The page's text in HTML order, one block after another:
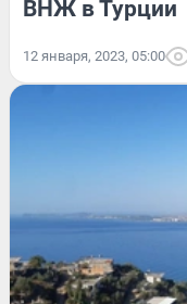
ВНЖ в Турции
12 января, 2023, 05:00